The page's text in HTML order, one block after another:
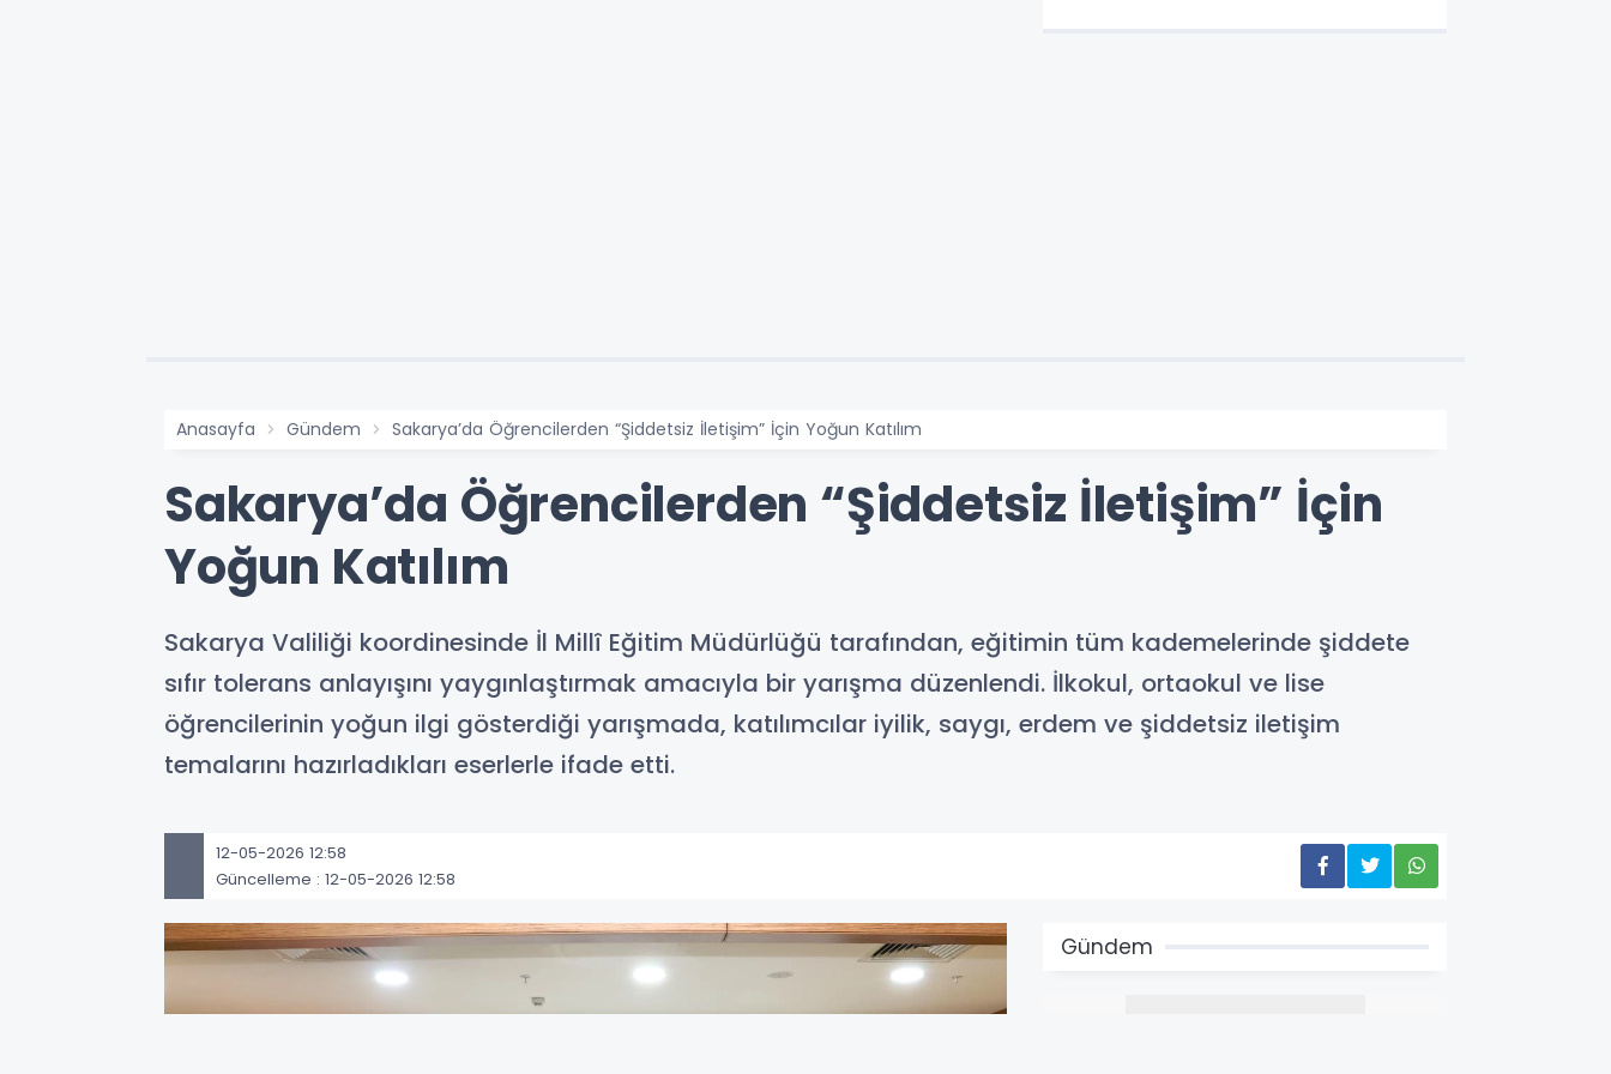
Anasayfa Gündem Sakarya’da Öğrencilerden “Şiddetsiz İletişim” İçin Yoğun Katılım
Sakarya’da Öğrencilerden “Şiddetsiz İletişim” İçin
Yoğun Katılım
Sakarya Valiliği koordinesinde İl Millî Eğitim Müdürlüğü tarafından, eğitimin tüm kademelerinde şiddete
sıfır tolerans anlayışını yaygınlaştırmak amacıyla bir yarışma düzenlendi. İlkokul, ortaokul ve lise
öğrencilerinin yoğun ilgi gösterdiği yarışmada, katılımcılar iyilik, saygı, erdem ve şiddetsiz iletişim
temalarını hazırladıkları eserlerle ifade etti.
12-05-2026 12:58
Güncelleme : 12-05-2026 12:58
Gündem